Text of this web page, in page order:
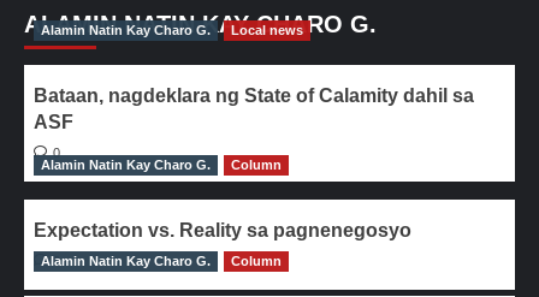
ALAMIN NATIN KAY CHARO G.
Alamin Natin Kay Charo G. Local news
Bataan, nagdeklara ng State of Calamity dahil sa
ASF
0
Alamin Natin Kay Charo G.
Column
Expectation vs. Reality sa pagnenegosyo
0
Alamin Natin Kay Charo G. Column